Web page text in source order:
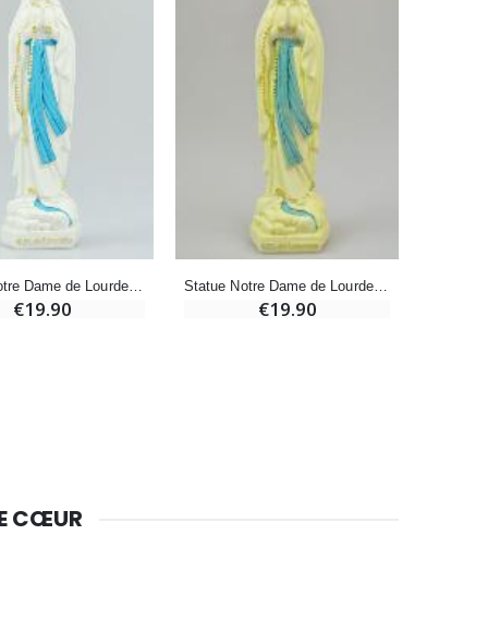
-25%
Lot de 20 Bougies de Neuvaine Blanches
Statue Notre Dame de Lourdes au Voile Bleu - 15cm
€19.90
Statue Notre Dame de Lourdes au Voile Phospho - 15cm
€19.90
CŒUR